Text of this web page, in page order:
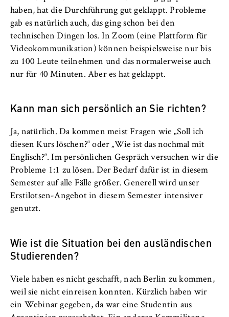
haben, hat die Durchführung gut geklappt. Probleme
gab es natürlich auch, das ging schon bei den
technischen Dingen los. In Zoom (eine Plattform für
Videokommunikation) können beispielsweise nur bis
zu 100 Leute teilnehmen und das normalerweise auch
nur für 40 Minuten. Aber es hat geklappt.
Kann man sich persönlich an Sie richten?
Ja, natürlich. Da kommen meist Fragen wie „Soll ich
diesen Kurs löschen?“ oder „Wie ist das nochmal mit
Englisch?“. Im persönlichen Gespräch versuchen wir die
Probleme 1:1 zu lösen. Der Bedarf dafür ist in diesem
Semester auf alle Fälle größer. Generell wird unser
Erstilotsen-Angebot in diesem Semester intensiver
genutzt.
Wie ist die Situation bei den ausländischen
Studierenden?
Viele haben es nicht geschafft, nach Berlin zu kommen,
weil sie nicht einreisen konnten. Kürzlich haben wir
ein Webinar gegeben, da war eine Studentin aus